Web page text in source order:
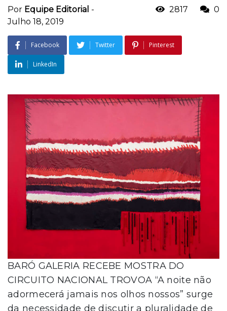
Por Equipe Editorial -
Julho 18, 2019
2817 0
Facebook Twitter Pinterest
LinkedIn
BARÓ GALERIA RECEBE MOSTRA DO
CIRCUITO NACIONAL TROVOA “A noite não
adormecerá jamais nos olhos nossos” surge
da necessidade de discutir a pluralidade de